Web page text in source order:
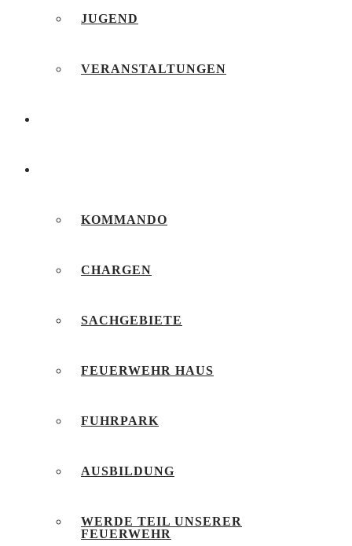
JUGEND
VERANSTALTUNGEN
KOMMANDO
CHARGEN
SACHGEBIETE
FEUERWEHR HAUS
FUHRPARK
AUSBILDUNG
WERDE TEIL UNSERER
FEUERWEHR